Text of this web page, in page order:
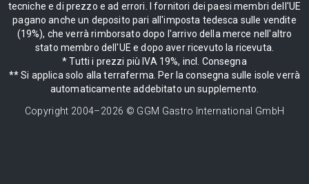
tecniche e di prezzo e ad errori. I fornitori dei paesi membri dell'UE
pagano anche un deposito pari all'imposta tedesca sulle vendite
(19%), che verrà rimborsato dopo l'arrivo della merce nell'altro
stato membro dell'UE e dopo aver ricevuto la ricevuta.
* Tutti i prezzi più IVA 19%, incl. Consegna
** Si applica solo alla terraferma. Per la consegna sulle isole verrà
automaticamente addebitato un supplemento.
Copyright 2004–2026 © GGM Gastro International GmbH